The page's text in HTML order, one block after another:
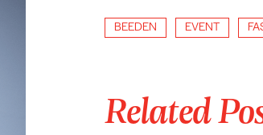
BEEDEN EVENT
Related